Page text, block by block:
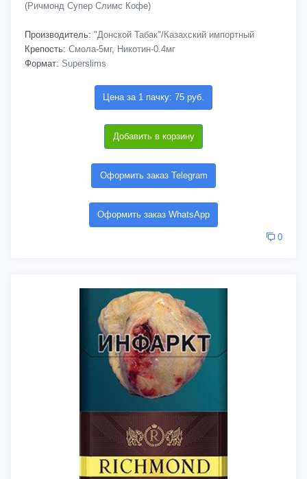
(Ричмонд Супер Слимс Кофе)
Производитель: "Донской Табак"/Казахский импортный
Крепость: Смола-5мг, Никотин-0.4мг
Формат: Superslims
Цена за 1 пачку: 75 руб.
Добавить в корзину
Оформить заказ Telegram
Оформить заказ WhatsApp
0